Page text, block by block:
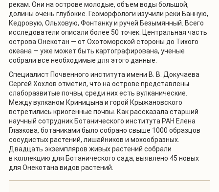
рекам. Они на острове молодые, объем воды большой,
долины очень глубокие. Геоморфологи изучили реки Банную,
Кедровую, Ольховую, Фонтанку и ручей Безымянный. Всего
исследователи описали более 50 точек. Центральная часть
острова Онекотан — от Охотоморской стороны до Тихого
океана — уже может быть картографирована, ученые
собрали все необходимые для этого данные.
Специалист Почвенного института имени В. В. Докучаева
Сергей Хохлов отметил, что на острове представлены
слаборазвитые почвы, среди них есть вулканические.
Между вулканом Криницына и горой Крыжановского
встретились криогенные почвы. Как рассказала старший
научный сотрудник Ботанического института РАН Елена
Глазкова, ботаниками было собрано свыше 1000 образцов
сосудистых растений, лишайников и мохообразных.
Двадцать экземпляров живых растений собрали
в коллекцию для Ботанического сада, выявлено 45 новых
для Онекотана видов растений.